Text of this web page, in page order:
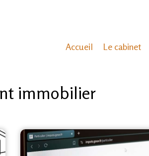
Accueil Le cabinet
immobilier